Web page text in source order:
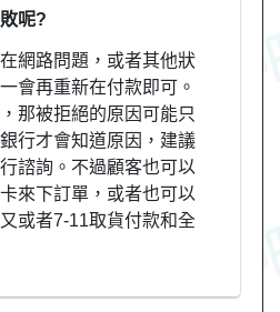
呢?
網路問題，或者其他狀
會再重新在付款即可。
那被拒絕的原因可能只
行才會知道原因，建議
諮詢。不過顧客也可以
來下訂單，或者也可以
或者7-11取貨付款和全